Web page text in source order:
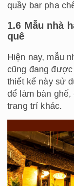
quầy bar pha
1.6 Mẫu nhà
quê
Hiện nay, mẫu
cũng đang
thiết kế này sử
để làm bàn
trang trí khác.